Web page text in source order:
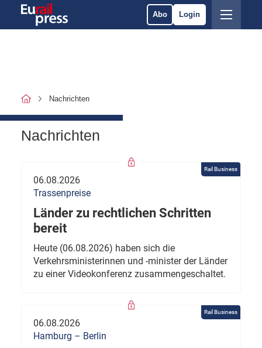
Abo Login
Nachrichten
Nachrichten
Rail Business
06.08.2026
Trassenpreise
Länder zu rechtlichen Schritten
bereit
Heute (06.08.2026) haben sich die
Verkehrsministerinnen und -minister der Länder
zu einer Videokonferenz zusammengeschaltet.
Rail Business
06.08.2026
Hamburg – Berlin